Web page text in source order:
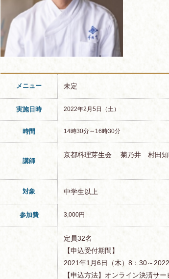
メニュー 未定
実施日時 2022年2月5日（土）
時間 14時30分～16時30分
講師
京都料理芽生会 菊乃井 村田知
対象 中学生以上
参加費 3,000円
定員32名
【申込受付期間】
2021年1月6日（木）8：30～
【申込方法】オンライン決済サー